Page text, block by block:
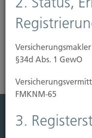
jeden Bauherrn.
Risikoanalyse
Leistung
§34d Abs. 1 GewO
FMKNM-65
3.